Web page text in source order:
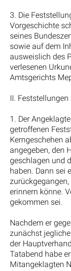
3. Die
Vorgeschichte
seines
sowie auf dem
ausweislich des
verlesenen
Amtsgerichts
II. Feststellungen
1. Der
getroffenen
Kerngeschehen
angegeben, den
geschlagen und
haben. Dann sei
erinnern könne.
gekommen sei.
Nachdem er
zunächst
der
Tatabend habe
Mitangeklagten